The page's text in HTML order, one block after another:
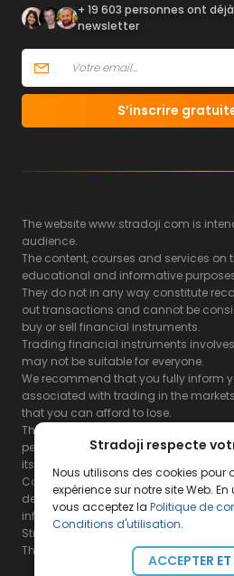
Stradoji respecte
Nous utilisons des cookies pour
expérience sur notre site Web.
vous acceptez la Politique de
Conditions d'utilisation.
ACCEPTER ET
+ 19 603 personnes ont
newsletter
S’inscrire
The website www.stradoji.com is
audience.
The content, courses and services on
educational and informative
They do not in any way constitute
out transactions and cannot be
buy or sell financial instruments.
Trading financial instruments
may not be suitable for everyone.
We recommend that you fully inform
associated with trading in the
that you can afford to lose.
The Stradoji site does not guarantee
performance of products based on
its site and its servers.
Consequently, the Stradoji site and
decline all responsibility in the use
information and the consequences
Stradoji Services are not authorized for
The full legal notices areavailable